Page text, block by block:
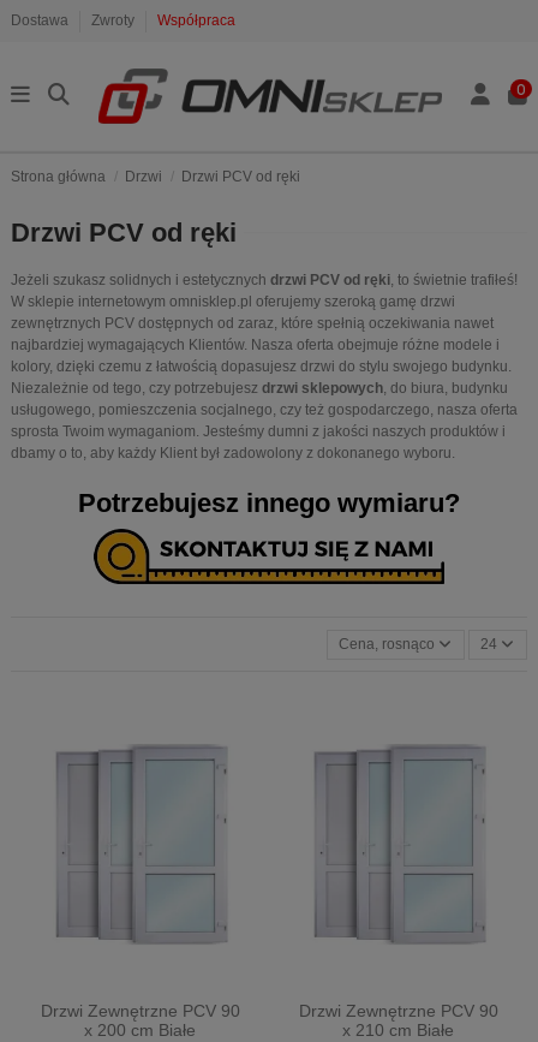
Dostawa Zwroty Współpraca
0
Strona główna Drzwi Drzwi PCV od ręki
Drzwi PCV od ręki
Jeżeli szukasz solidnych i estetycznych drzwi PCV od ręki, to świetnie trafiłeś!
W sklepie internetowym omnisklep.pl oferujemy szeroką gamę drzwi
zewnętrznych PCV dostępnych od zaraz, które spełnią oczekiwania nawet
najbardziej wymagających Klientów. Nasza oferta obejmuje różne modele i
kolory, dzięki czemu z łatwością dopasujesz drzwi do stylu swojego budynku.
Niezależnie od tego, czy potrzebujesz drzwi sklepowych, do biura, budynku
usługowego, pomieszczenia socjalnego, czy też gospodarczego, nasza oferta
sprosta Twoim wymaganiom. Jesteśmy dumni z jakości naszych produktów i
dbamy o to, aby każdy Klient był zadowolony z dokonanego wyboru.
Potrzebujesz innego wymiaru?
Cena, rosnąco 24
Drzwi Zewnętrzne PCV 90
x 200 cm Białe
Drzwi Zewnętrzne PCV 90
x 210 cm Białe